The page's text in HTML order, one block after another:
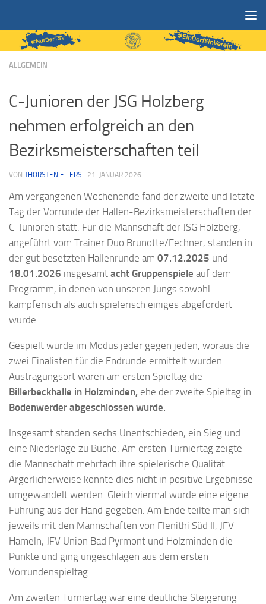
ALLGEMEIN
C-Junioren der JSG Holzberg
nehmen erfolgreich an den
Bezirksmeisterschaften teil
VON THORSTEN EILERS · 21. JANUAR 2026
Am vergangenen Wochenende fand der zweite und letzte
Tag der Vorrunde der Hallen-Bezirksmeisterschaften der
C-Junioren statt. Für die Mannschaft der JSG Holzberg,
angeführt vom Trainer Duo Brunotte/Fechner, standen in
der gut besetzten Hallenrunde am 07.12.2025 und
18.01.2026 insgesamt acht Gruppenspiele auf dem
Programm, in denen von unseren Jungs sowohl
kämpferisch als auch spielerisch einiges abgefordert
wurde.
Gespielt wurde im Modus jeder gegen jeden, woraus die
zwei Finalisten für die Endrunde ermittelt wurden.
Austragungsort waren am ersten Spieltag die
Billerbeckhalle in Holzminden, ehe der zweite Spieltag in
Bodenwerder abgeschlossen wurde.
Insgesamt standen sechs Unentschieden, ein Sieg und
eine Niederlage zu Buche. Am ersten Turniertag zeigte
die Mannschaft mehrfach ihre spielerische Qualität.
Ärgerlicherweise konnte dies nicht in positive Ergebnisse
umgewandelt werden. Gleich viermal wurde eine eigene
Führung aus der Hand gegeben. Am Ende teilte man sich
jeweils mit den Mannschaften von Flenithi Süd II, JFV
Hameln, JFV Union Bad Pyrmont und Holzminden die
Punkte und ging ungeschlagen aus dem ersten
Vorrundenspieltag.
Am zweiten Turniertag war eine deutliche Steigerung